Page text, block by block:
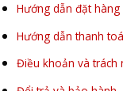
Hướng dẫn đặt hàng
Hướng dẫn thanh
Điều khoản và trách